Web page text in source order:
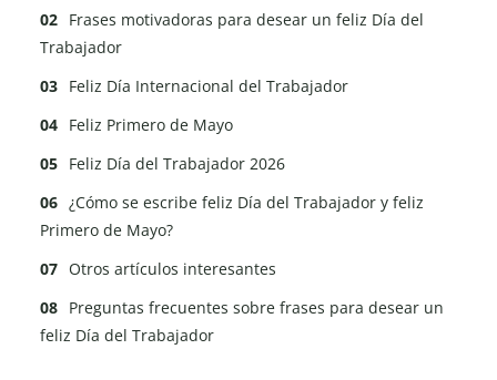
Frases motivadoras para desear un feliz Día del
Trabajador
Feliz Día Internacional del Trabajador
Feliz Primero de Mayo
Feliz Día del Trabajador 2026
¿Cómo se escribe feliz Día del Trabajador y feliz
Primero de Mayo?
Otros artículos interesantes
Preguntas frecuentes sobre frases para desear un
feliz Día del Trabajador